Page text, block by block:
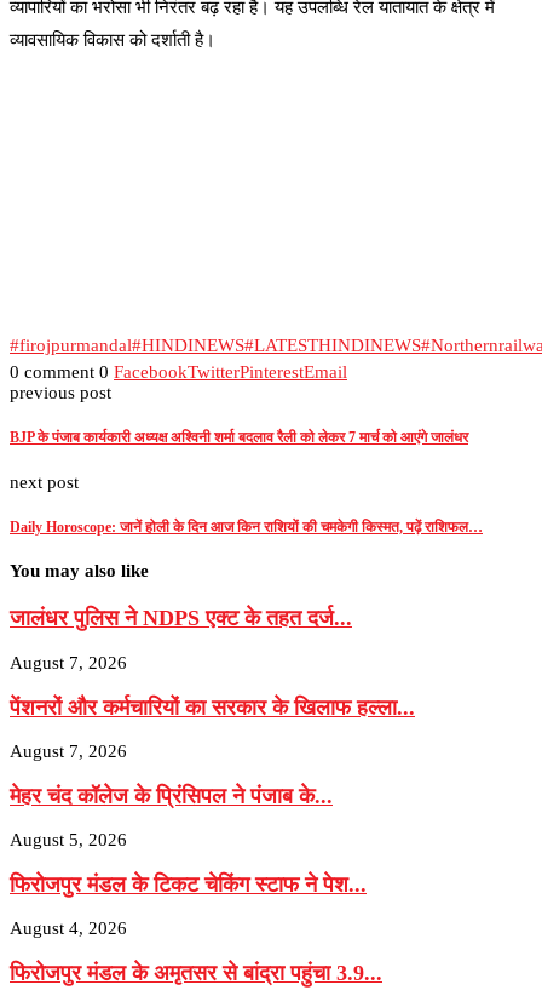
व्यापारियों का भरोसा भी निरंतर बढ़ रहा है। यह उपलब्धि रेल यातायात के क्षेत्र में
व्यावसायिक विकास को दर्शाती है।
#firojpurmandal#HINDINEWS#LATESTHINDINEWS
0 comment 0 FacebookTwitterPinterestEmail
previous post
BJP के पंजाब कार्यकारी अध्यक्ष अश्विनी शर्मा बदलाव रैली को लेकर 7 मार्च को आएंगे जालंधर
next post
Daily Horoscope: जानें होली के दिन आज किन राशियों की चमकेगी किस्मत, पढ़ें राशिफल…
You may also like
जालंधर पुलिस ने NDPS एक्ट के तहत दर्ज...
August 7, 2026
पेंशनरों और कर्मचारियों का सरकार के खिलाफ हल्ला...
August 7, 2026
मेहर चंद कॉलेज के प्रिंसिपल ने पंजाब के...
August 5, 2026
फिरोजपुर मंडल के टिकट चेकिंग स्टाफ ने पेश...
August 4, 2026
फिरोजपुर मंडल के अमृतसर से बांद्रा पहुंचा 3.9...